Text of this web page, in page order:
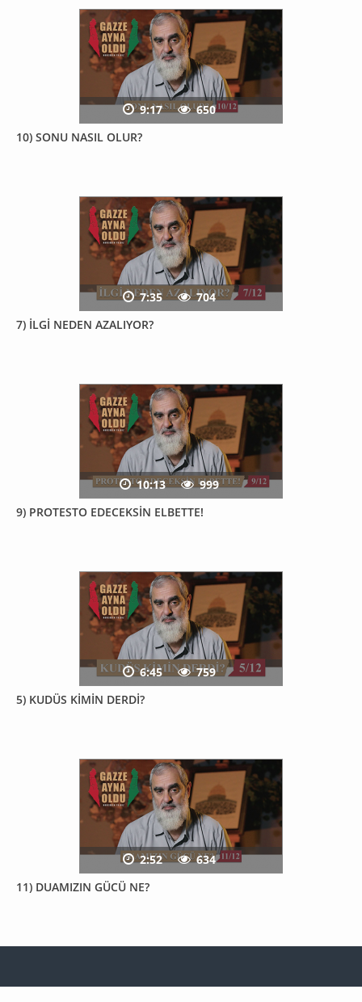
10) SONU NASIL OLUR?
9:17 650
7) İLGİ NEDEN AZALIYOR?
7:35 704
9) PROTESTO EDECEKSİN ELBETTE!
10:13 999
5) KUDÜS KİMİN DERDİ?
6:45 759
11) DUAMIZIN GÜCÜ NE?
2:52 634